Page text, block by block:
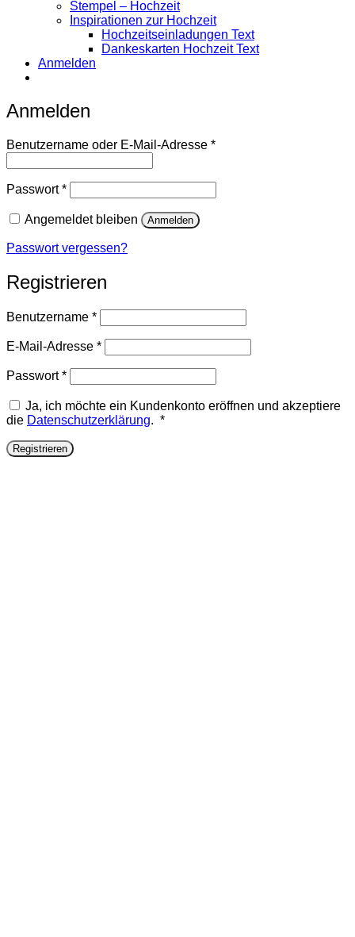
Stempel – Hochzeit
Inspirationen zur Hochzeit
Hochzeitseinladungen Text
Dankeskarten Hochzeit Text
Anmelden
Anmelden
Benutzername oder E-Mail-Adresse *Erforderlich
Passwort*Erforderlich
Angemeldet bleiben Anmelden
Passwort vergessen?
Registrieren
Benutzername *Erforderlich
E-Mail-Adresse *Erforderlich
Passwort*Erforderlich
Ja, ich möchte ein Kundenkonto eröffnen und akzeptiere
die Datenschutzerklärung. *Erforderlich
Registrieren